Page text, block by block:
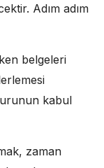
Adım adım
belgeleri
kabul
zaman